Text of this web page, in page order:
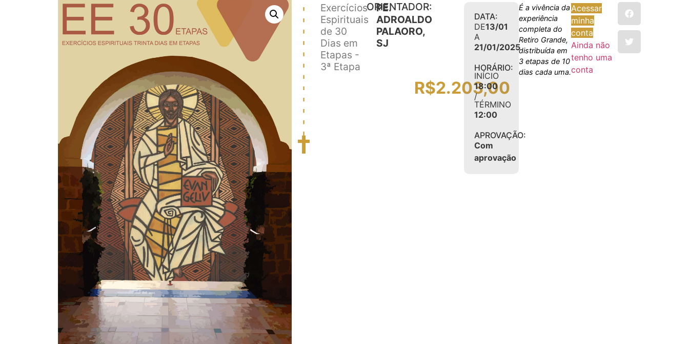
Exercícios
Espirituais
de 30
Dias em
Etapas -
3ª Etapa
ORIENTADOR:
PE.
ADROALDO
PALAORO,
SJ
R$2.203,00
DATA:
DE13/01
A
21/01/2025
HORÁRIO:
INÍCIO
18:00
/
TÉRMINO
12:00
APROVAÇÃO:
Com
aprovação
É a vivência da
experiência
completa do
Retiro Grande,
distribuída em
3 etapas de 10
dias cada uma.
Acessar
minha
conta
Ainda não
tenho uma
conta